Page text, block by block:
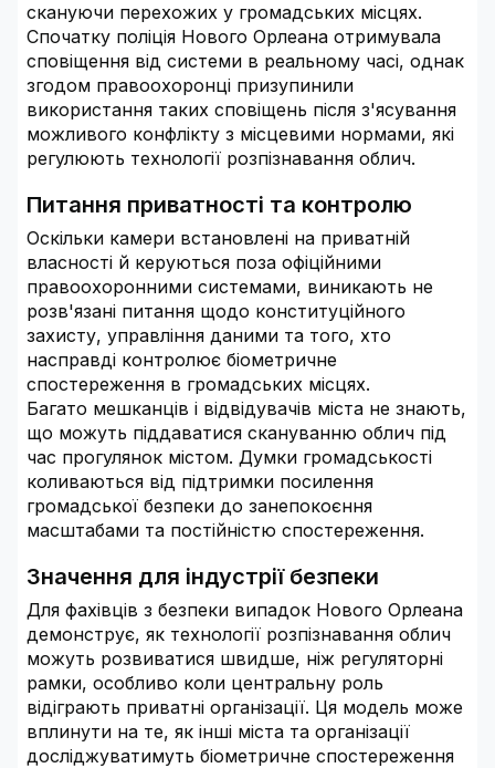
скануючи перехожих у громадських місцях.
Спочатку поліція Нового Орлеана отримувала
сповіщення від системи в реальному часі, однак
згодом правоохоронці призупинили
використання таких сповіщень після з'ясування
можливого конфлікту з місцевими нормами, які
регулюють технології розпізнавання облич.
Питання приватності та контролю
Оскільки камери встановлені на приватній
власності й керуються поза офіційними
правоохоронними системами, виникають не
розв'язані питання щодо конституційного
захисту, управління даними та того, хто
насправді контролює біометричне
спостереження в громадських місцях.
Багато мешканців і відвідувачів міста не знають,
що можуть піддаватися скануванню облич під
час прогулянок містом. Думки громадськості
коливаються від підтримки посилення
громадської безпеки до занепокоєння
масштабами та постійністю спостереження.
Значення для індустрії безпеки
Для фахівців з безпеки випадок Нового Орлеана
демонструє, як технології розпізнавання облич
можуть розвиватися швидше, ніж регуляторні
рамки, особливо коли центральну роль
відіграють приватні організації. Ця модель може
вплинути на те, як інші міста та організації
досліджуватимуть біометричне спостереження